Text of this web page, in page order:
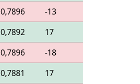
0,7896
-13
0,7892
17
0,7896
-18
0,7881
17